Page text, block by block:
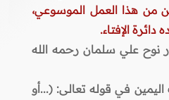
من هذا العمل الموسوعي،
الإفتاء.
نوح علي سلمان رحمه الله
في قوله تعالى: (...أو